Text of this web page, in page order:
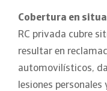
Cobertura en
RC privada cubre
resultar en
automovilísticos,
lesiones